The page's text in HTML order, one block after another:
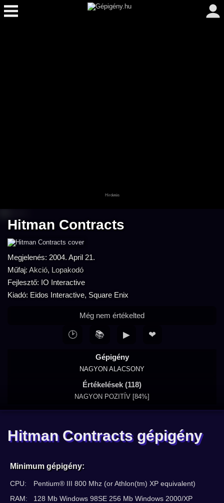
Hitman Contracts
Megjelenés: 2004. April 21.
Műfaj: Akció, Lopakodó
Fejlesztő: IO Interactive
Kiadó: Eidos Interactive, Square Enix
Gépigény
NAGYON ALACSONY
Értékelések (118)
NAGYON POZITÍV [84%]
Még nem értékelted
🕑 📚 ▶ ❤
Hitman Contracts gépigény
Minimum gépigény:
CPU:
Pentium® III 800 Mhz (or Athlon(tm) XP equivalent)
RAM:
128 Mb Windows 98SE 256 Mb Windows 2000/XP